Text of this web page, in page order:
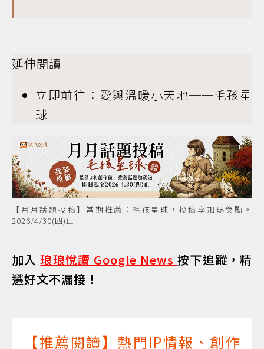
延伸閱讀
立即前往：愛與溫暖小天地──毛孩星
球
【月月話題投稿】當期推薦：毛孩星球，投稿享加碼獎勵。
2026/4/30(四)止
加入琅琅悅讀 Google News按下追蹤，精
選好文不漏接！
【推薦閱讀】熱門IP情報、創作